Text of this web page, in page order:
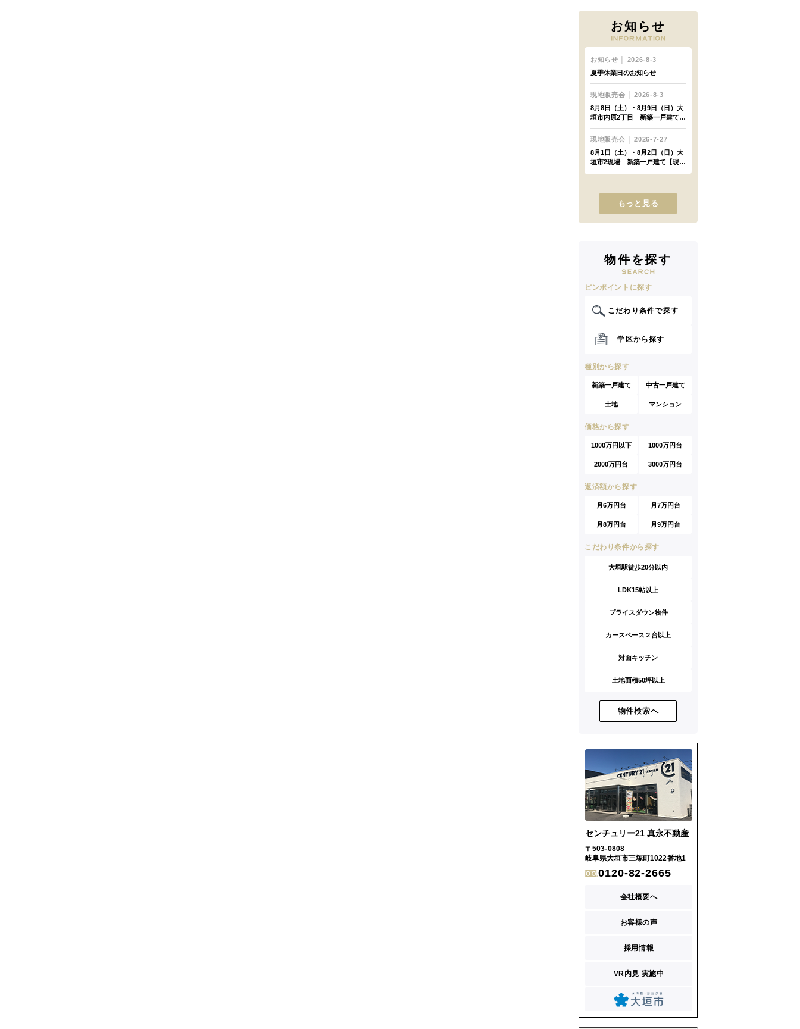
お知らせ
もっと見る
物件を探す
ピンポイントに探す
こだわり条件で探す
学区から探す
種別から探す
新築一戸建て 中古一戸建て
土地 マンション
価格から探す
1000万円以下 1000万円台
2000万円台 3000万円台
返済額から探す
月6万円台 月7万円台
月8万円台 月9万円台
こだわり条件から探す
大垣駅徒歩20分以内
LDK15帖以上
プライスダウン物件
カースペース２台以上
対面キッチン
土地面積50坪以上
物件検索へ
センチュリー21 真永不動産
〒503-0808
岐阜県大垣市三塚町1022番地1
0120-82-2665
会社概要へ
お客様の声
採用情報
VR内見 実施中